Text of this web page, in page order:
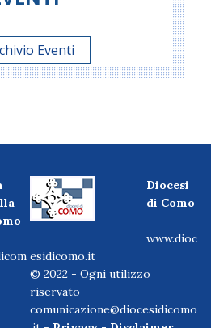
Eventi
Diocesi
di Como
-
www.dioc
esidicomo.it
© 2022 - Ogni utilizzo
riservato
comunicazione@diocesidicomo